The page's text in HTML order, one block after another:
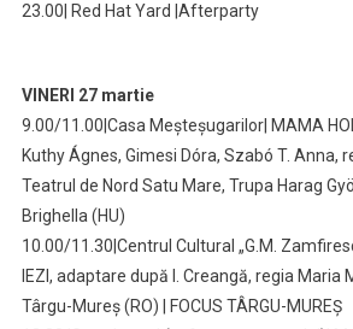
23.00| Red Hat Yard |Afterparty
VINERI 27 martie
9.00/11.00|Casa Meșteșugarilor| MAMA
Kuthy Ágnes, Gimesi Dóra, Szabó T. Anna,
Teatrul de Nord Satu Mare, Trupa Harag
Brighella (HU)
10.00/11.30|Centrul Cultural „G.M.
IEZI, adaptare după I. Creangă, regia Maria
Târgu-Mureș (RO) | FOCUS TÂRGU-MUREȘ